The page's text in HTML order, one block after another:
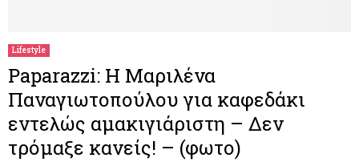
Lifestyle
Paparazzi: Η Μαριλένα
Παναγιωτοπούλου για καφεδάκι
εντελώς αμακιγιάριστη – Δεν
τρόμαξε κανείς! – (φωτο)